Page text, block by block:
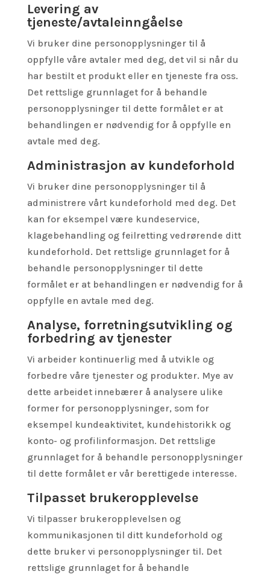
Levering av
tjeneste/avtaleinngåelse
Vi bruker dine personopplysninger til å
oppfylle våre avtaler med deg, det vil si når du
har bestilt et produkt eller en tjeneste fra oss.
Det rettslige grunnlaget for å behandle
personopplysninger til dette formålet er at
behandlingen er nødvendig for å oppfylle en
avtale med deg.
Administrasjon av kundeforhold
Vi bruker dine personopplysninger til å
administrere vårt kundeforhold med deg. Det
kan for eksempel være kundeservice,
klagebehandling og feilretting vedrørende ditt
kundeforhold. Det rettslige grunnlaget for å
behandle personopplysninger til dette
formålet er at behandlingen er nødvendig for å
oppfylle en avtale med deg.
Analyse, forretningsutvikling og
forbedring av tjenester
Vi arbeider kontinuerlig med å utvikle og
forbedre våre tjenester og produkter. Mye av
dette arbeidet innebærer å analysere ulike
former for personopplysninger, som for
eksempel kundeaktivitet, kundehistorikk og
konto- og profilinformasjon. Det rettslige
grunnlaget for å behandle personopplysninger
til dette formålet er vår berettigede interesse.
Tilpasset brukeropplevelse
Vi tilpasser brukeropplevelsen og
kommunikasjonen til ditt kundeforhold og
dette bruker vi personopplysninger til. Det
rettslige grunnlaget for å behandle